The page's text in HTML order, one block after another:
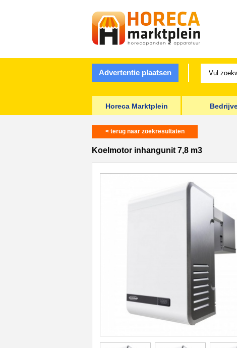
Advertentie plaatsen
Horeca Marktplein
< terug naar zoekresultaten
Koelmotor inhangunit 7,8 m3